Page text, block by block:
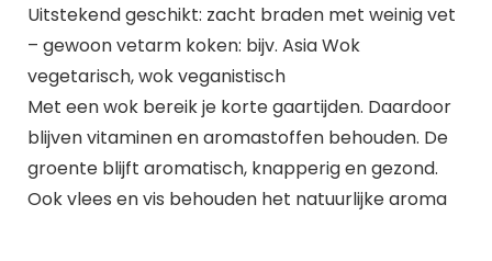
Uitstekend geschikt: zacht braden met weinig vet
– gewoon vetarm koken: bijv. Asia Wok
vegetarisch, wok veganistisch
Met een wok bereik je korte gaartijden. Daardoor
blijven vitaminen en aromastoffen behouden. De
groente blijft aromatisch, knapperig en gezond.
Ook vlees en vis behouden het natuurlijke aroma